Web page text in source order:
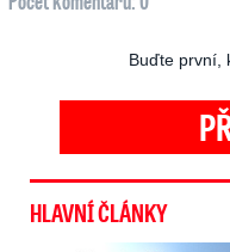
Buďte první,
HLAVNÍ ČLÁNKY